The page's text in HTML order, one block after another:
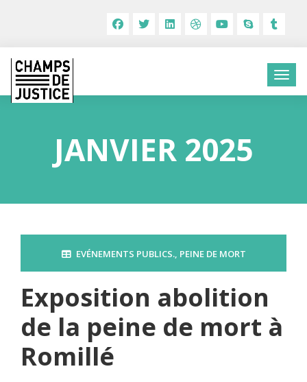
JANVIER 2025
EVÉNEMENTS PUBLICS., PEINE DE MORT
Exposition abolition
de la peine de mort à
Romillé